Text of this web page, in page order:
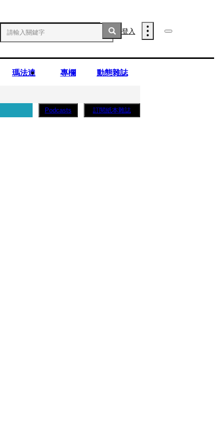
登入
瑪法達 專欄 動態雜誌
Podcasts 訂閱紙本雜誌